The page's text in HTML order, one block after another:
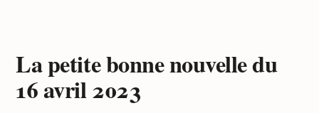
La petite bonne nouvelle du
16 avril 2023